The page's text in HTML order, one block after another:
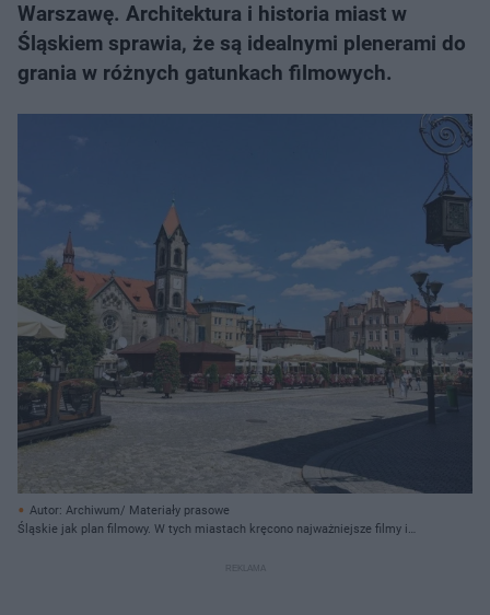
Warszawę. Architektura i historia miast w
Śląskiem sprawia, że są idealnymi plenerami do
grania w różnych gatunkach filmowych.
Autor: Archiwum/ Materiały prasowe
Śląskie jak plan filmowy. W tych miastach kręcono najważniejsze filmy i